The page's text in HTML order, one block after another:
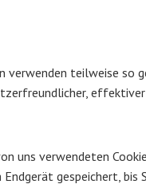
teilweise so
uns verwendeten
gespeichert, bis